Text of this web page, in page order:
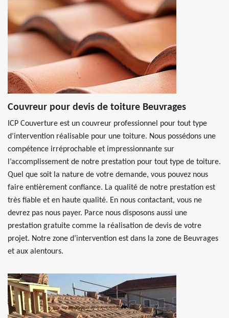
Couvreur pour devis de toiture Beuvrages
ICP Couverture est un couvreur professionnel pour tout type
d’intervention réalisable pour une toiture. Nous possédons une
compétence irréprochable et impressionnante sur
l’accomplissement de notre prestation pour tout type de toiture.
Quel que soit la nature de votre demande, vous pouvez nous
faire entièrement confiance. La qualité de notre prestation est
très fiable et en haute qualité. En nous contactant, vous ne
devrez pas nous payer. Parce nous disposons aussi une
prestation gratuite comme la réalisation de devis de votre
projet. Notre zone d’intervention est dans la zone de Beuvrages
et aux alentours.